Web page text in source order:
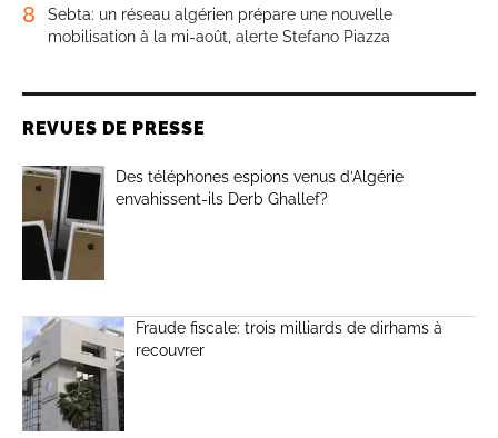
8
Sebta: un réseau algérien prépare une nouvelle
mobilisation à la mi-août, alerte Stefano Piazza
REVUES DE PRESSE
Des téléphones espions venus d’Algérie
envahissent-ils Derb Ghallef?
Fraude fiscale: trois milliards de dirhams à
recouvrer